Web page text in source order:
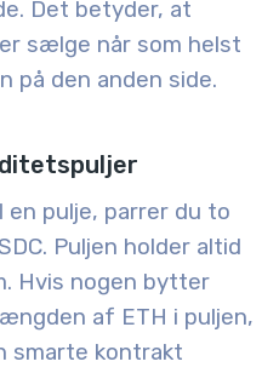
Det betyder, at
sælge når som helst
på den anden side.
pulje, parrer du to
Puljen holder altid
Hvis nogen bytter
af ETH i puljen,
smarte kontrakt